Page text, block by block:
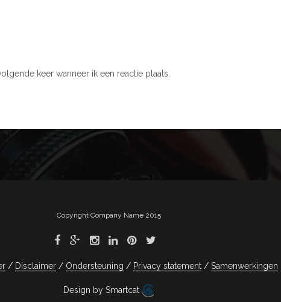
keer wanneer ik een reactie plaats.
Copyright Company Name 2015
Disclaimer Ondersteuning Privacy statement Samenwerkingen
Design by Smartcat